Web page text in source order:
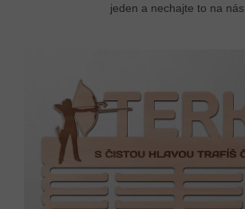
jeden a nechajte to na nás.